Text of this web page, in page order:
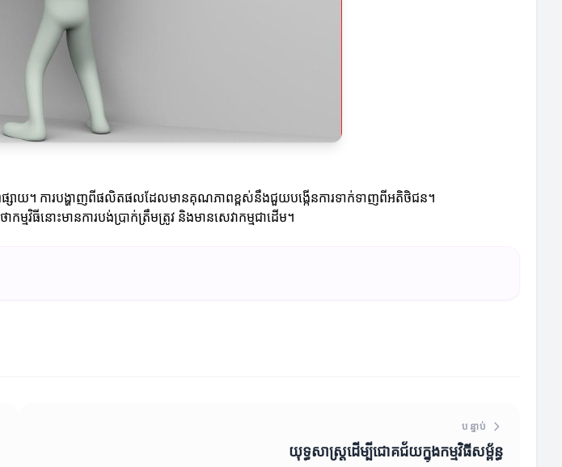
វផ្សាយ។ ការបង្ហាញពីផលិតផលដែលមានគុណភាពខ្ពស់នឹងជួយបង្កើនការទាក់ទាញពីអតិថិជន។
មវិធីនោះមានការបង់ប្រាក់ត្រឹមត្រូវ និងមានសេវាកម្មជាដើម។
បន្ទាប់
យុទ្ធសាស្ត្រដើម្បីជោគជ័យក្នុងកម្មវិធីសម្ព័ន្ធ